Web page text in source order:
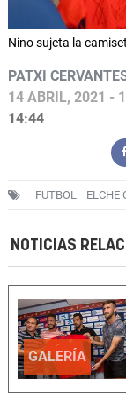
Nino sujeta la
PATXI
14 ABRIL, 2021 -
14:44
FUTBOL ELCHE
NOTICIAS
GALERÍA